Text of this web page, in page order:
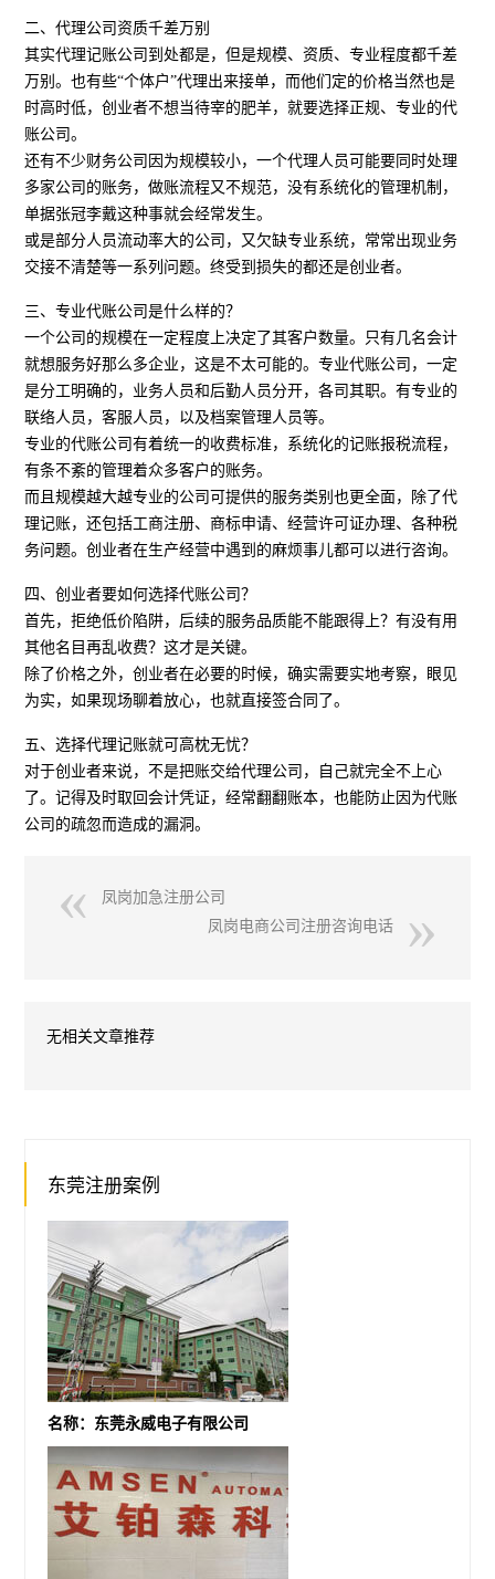
二、代理公司资质千差万别
其实代理记账公司到处都是，但是规模、资质、专业程度都千差
万别。也有些“个体户”代理出来接单，而他们定的价格当然也是
时高时低，创业者不想当待宰的肥羊，就要选择正规、专业的代
账公司。
还有不少财务公司因为规模较小，一个代理人员可能要同时处理
多家公司的账务，做账流程又不规范，没有系统化的管理机制，
单据张冠李戴这种事就会经常发生。
或是部分人员流动率大的公司，又欠缺专业系统，常常出现业务
交接不清楚等一系列问题。终受到损失的都还是创业者。
三、专业代账公司是什么样的？
一个公司的规模在一定程度上决定了其客户数量。只有几名会计
就想服务好那么多企业，这是不太可能的。专业代账公司，一定
是分工明确的，业务人员和后勤人员分开，各司其职。有专业的
联络人员，客服人员，以及档案管理人员等。
专业的代账公司有着统一的收费标准，系统化的记账报税流程，
有条不紊的管理着众多客户的账务。
而且规模越大越专业的公司可提供的服务类别也更全面，除了代
理记账，还包括工商注册、商标申请、经营许可证办理、各种税
务问题。创业者在生产经营中遇到的麻烦事儿都可以进行咨询。
四、创业者要如何选择代账公司？
首先，拒绝低价陷阱，后续的服务品质能不能跟得上？有没有用
其他名目再乱收费？这才是关键。
除了价格之外，创业者在必要的时候，确实需要实地考察，眼见
为实，如果现场聊着放心，也就直接签合同了。
五、选择代理记账就可高枕无忧？
对于创业者来说，不是把账交给代理公司，自己就完全不上心
了。记得及时取回会计凭证，经常翻翻账本，也能防止因为代账
公司的疏忽而造成的漏洞。
凤岗加急注册公司
凤岗电商公司注册咨询电话
无相关文章推荐
东莞注册案例
名称：东莞永威电子有限公司